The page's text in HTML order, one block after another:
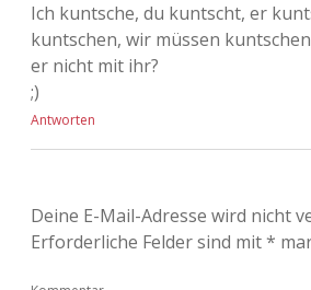
Ich kuntsche, du kuntscht, er
kuntschen, wir müssen
er nicht mit ihr?
;)
Antworten
Deine E-Mail-Adresse wird nicht
Erforderliche Felder sind mit*